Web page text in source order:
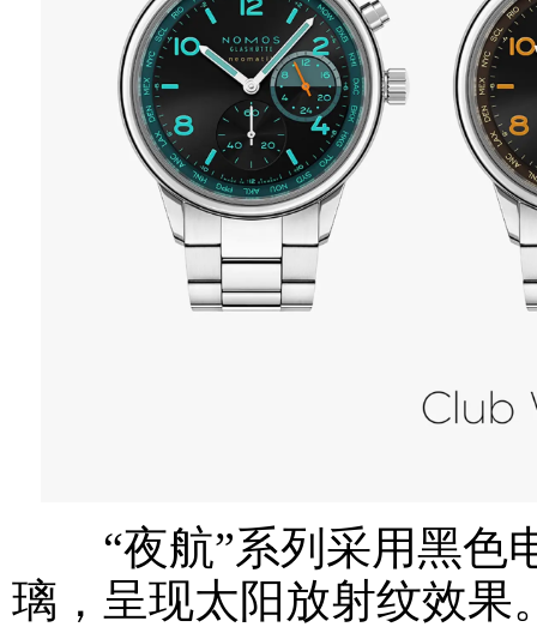
“夜航”系列采用黑色
璃，呈现太阳放射纹效果